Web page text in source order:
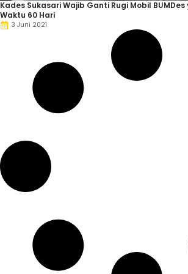
Kades Sukasari Wajib Ganti Rugi Mobil
Waktu 60 Hari
3 Juni 2021